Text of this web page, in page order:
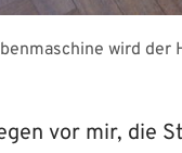
wird der
vor mir, die